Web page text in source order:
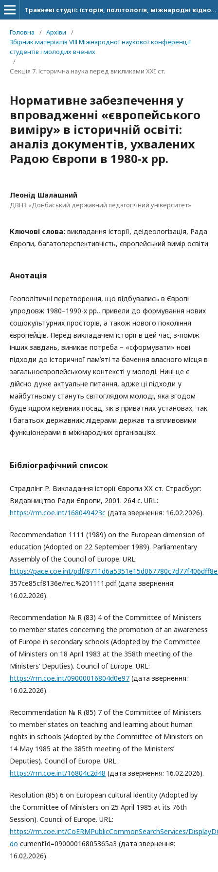
Травневі студії: історія, політологія, міжнародні відносини
Головна / Архіви
/
Збірник матеріалів VІІІ Міжнародної наукової конференції
студентів і молодих вчених
/
Секція 7. Історична наука перед викликами XXI ст.
Нормативне забезпечення у
впровадженні «європейського
виміру» в історичній освіті:
аналіз документів, ухвалених
Радою Європи в 1980-х рр.
Леонід Шалашний
ДВНЗ «Донбаський державний педагогічний університет»
Ключові слова: викладання історії, деідеологізація, Рада
Європи, багатоперспективність, європейський вимір освіти
Анотація
Геополітичні перетворення, що відбувались в Європі
упродовж 1980–1990-х рр., привели до формування нових
соціокультурних просторів, а також нового покоління
європейців. Перед викладачем історії в цей час, з-поміж
інших завдань, виникає потреба – «сформувати» нові
підходи до історичної памʼяті та бачення власного місця в
загальноєвропейському контексті у молоді. Нині це є
дійсно дуже актуальне питання, адже ці підходи у
майбутньому стануть світоглядом молоді, яка згодом
буде ядром керівних посад, як в приватних установах, так
і багатьох державних; лідерами держав та впливовими
функціонерами в міжнародних організаціях.
Бібліографічний список
Страдлінг Р. Викладання історії Європи ХХ ст. Страсбург:
Видавництво Ради Європи, 2001. 264 с. URL:
https://rm.coe.int/168049423c (дата звернення: 16.02.2026).
Recommendation 1111 (1989) on the European dimension of
education (Adopted on 22 September 1989). Parliamentary
Assembly of the Council of Europe. URL:
https://pace.coe.int/pdf/
357ce85cf8136e/rec.%201111.pdf (дата звернення:
16.02.2026).
Recommendation № R (83) 4 of the Committee of Ministers
to member states concerning the promotion of an awareness
of Europe in secondary schools (Adopted by the Committee
of Ministers on 18 April 1983 at the 358th meeting of the
Ministers’ Deputies). Council of Europe. URL:
https://rm.coe.int/09000016804d0e97 (дата звернення:
16.02.2026).
Recommendation № R (85) 7 of the Committee of Ministers
to member states on teaching and learning about human
rights in schools (Adopted by the Committee of Ministers on
14 May 1985 at the 385th meeting of the Ministers’
Deputies). Council of Europe. URL:
https://rm.coe.int/16804c2d48 (дата звернення: 16.02.2026).
Resolution (85) 6 on European cultural identity (Adopted by
the Committee of Ministers on 25 April 1985 at its 76th
Session). Council of Europe. URL:
https://rm.coe.int/CoERMPublicCommonSearchServices/
do cumentId=09000016805365a3 (дата звернення:
16.02.2026).